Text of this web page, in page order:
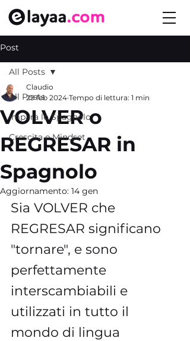
Post
All Posts
Impara lo Spagnolo
Crescita e Mindset
All Posts
VOLVER o
REGRESAR in
Spagnolo
Claudio
29 feb 2024 Tempo di lettura: 1 min
Aggiornamento: 14 gen
Sia VOLVER che
REGRESAR significano
"tornare", e sono
perfettamente
interscambiabili e
utilizzati in tutto il
mondo di lingua